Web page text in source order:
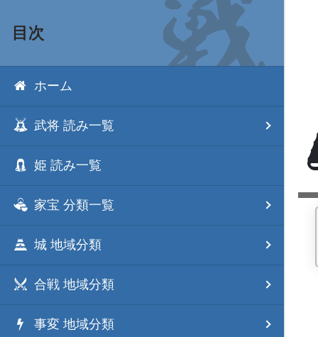
目次
ホーム
武将 読み一覧
姫 読み一覧
家宝 分類一覧
城 地域分類
合戦 地域分類
事変 地域分類